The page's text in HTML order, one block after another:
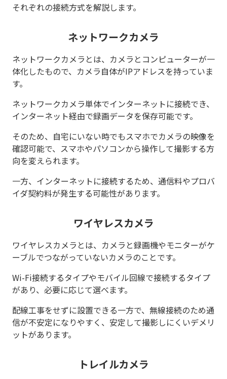
それぞれの接続方式を解説します。
ネットワークカメラ
ネットワークカメラとは、カメラとコンピューターが一
体化したもので、カメラ自体がIPアドレスを持っていま
す。
ネットワークカメラ単体でインターネットに接続でき、
インターネット経由で録画データを保存可能です。
そのため、自宅にいない時でもスマホでカメラの映像を
確認可能で、スマホやパソコンから操作して撮影する方
向を変えられます。
一方、インターネットに接続するため、通信料やプロバ
イダ契約料が発生する可能性があります。
ワイヤレスカメラ
ワイヤレスカメラとは、カメラと録画機やモニターがケ
ーブルでつながっていないカメラのことです。
Wi-Fi接続するタイプやモバイル回線で接続するタイプ
があり、必要に応じて選べます。
配線工事をせずに設置できる一方で、無線接続のため通
信が不安定になりやすく、安定して撮影しにくいデメリ
ットがあります。
トレイルカメラ